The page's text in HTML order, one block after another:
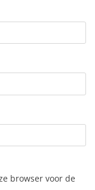
browser voor de